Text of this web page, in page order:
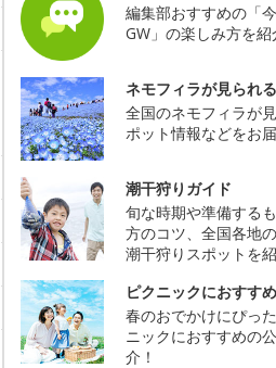
編集部おすすめの「
GW」の楽しみ方を紹
ネモフィラが見られ
全国のネモフィラが
ポット情報などをお
潮干狩りガイド
旬な時期や準備する
方のコツ、全国各地
潮干狩りスポットを
ピクニックにおすす
春のおでかけにぴっ
ニックにおすすめの
介！